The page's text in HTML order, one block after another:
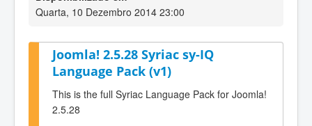
Quarta, 10 Dezembro 2014 23:00
Joomla! 2.5.28 Syriac sy-IQ
Language Pack (v1)
This is the full Syriac Language Pack for Joomla!
2.5.28